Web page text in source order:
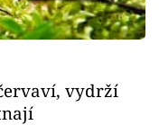
vydrží